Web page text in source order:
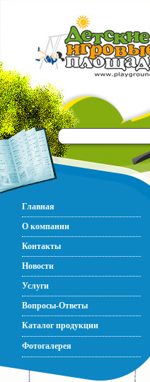
Главная
О компании
Контакты
Новости
Услуги
Вопросы-Ответы
Каталог продукции
Фотогалерея